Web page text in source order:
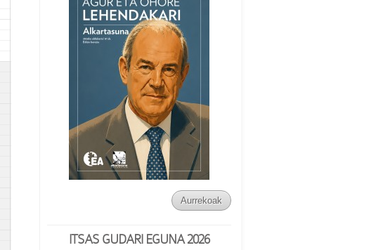
Aurrekoak
ITSAS GUDARI EGUNA 2026